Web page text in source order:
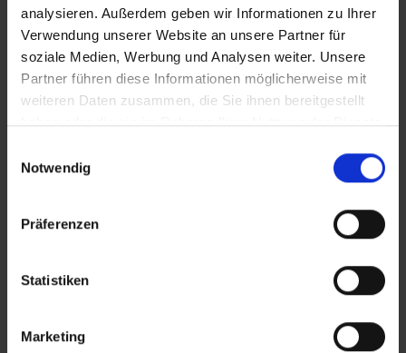
analysieren. Außerdem geben wir Informationen zu Ihrer
Verwendung unserer Website an unsere Partner für
soziale Medien, Werbung und Analysen weiter. Unsere
Partner führen diese Informationen möglicherweise mit
weiteren Daten zusammen, die Sie ihnen bereitgestellt
haben oder die sie im Rahmen Ihrer Nutzung der Dienste
Notwendig
Präferenzen
Statistiken
Marketing